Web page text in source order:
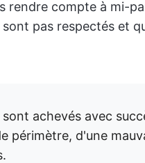
rendre compte à mi-
pas respectés et
sont achevés avec
périmètre, d'une